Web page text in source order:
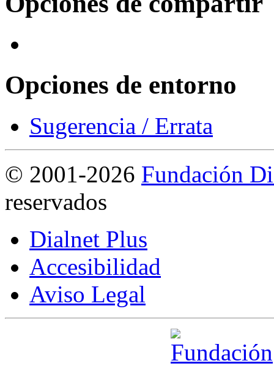
Opciones de entorno
Sugerencia / Errata
© 2001-2026 Fundación
reservados
Dialnet Plus
Accesibilidad
Aviso Legal